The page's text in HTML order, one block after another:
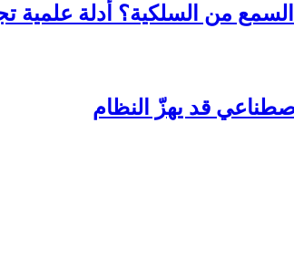
من السلكية؟ أدلة علمية
قد يهزّ النظام